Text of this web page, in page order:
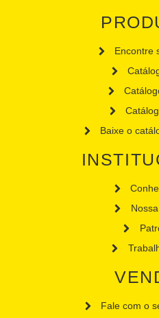
Encontre
Baixe o
Fale com o